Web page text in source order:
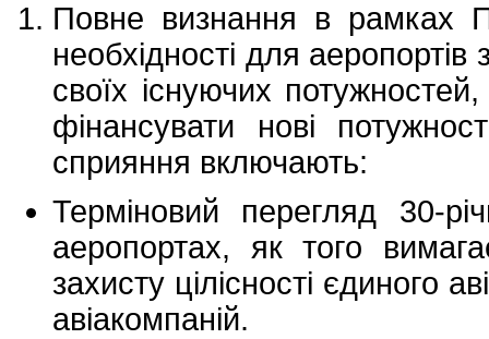
Повне визнання в рамках
необхідності для аеропортів
своїх існуючих
фінансувати нові
сприяння включають:
Терміновий перегляд 30-
аеропортах, як того
захисту цілісності єдиного
авіакомпаній.